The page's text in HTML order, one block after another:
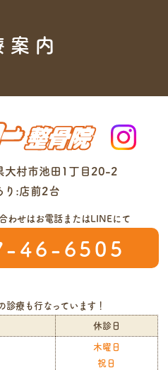
案内
村市池田1丁目20-2
り:店前2台
わせはお電話またはLINEにて
46-6505
診療も行なっています！
休診日
木曜日
祝日